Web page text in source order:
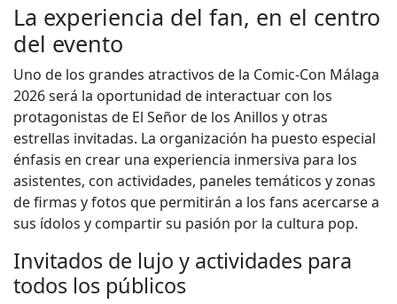
La experiencia del fan, en el centro
del evento
Uno de los grandes atractivos de la Comic-Con Málaga
2026 será la oportunidad de interactuar con los
protagonistas de El Señor de los Anillos y otras
estrellas invitadas. La organización ha puesto especial
énfasis en crear una experiencia inmersiva para los
asistentes, con actividades, paneles temáticos y zonas
de firmas y fotos que permitirán a los fans acercarse a
sus ídolos y compartir su pasión por la cultura pop.
Invitados de lujo y actividades para
todos los públicos